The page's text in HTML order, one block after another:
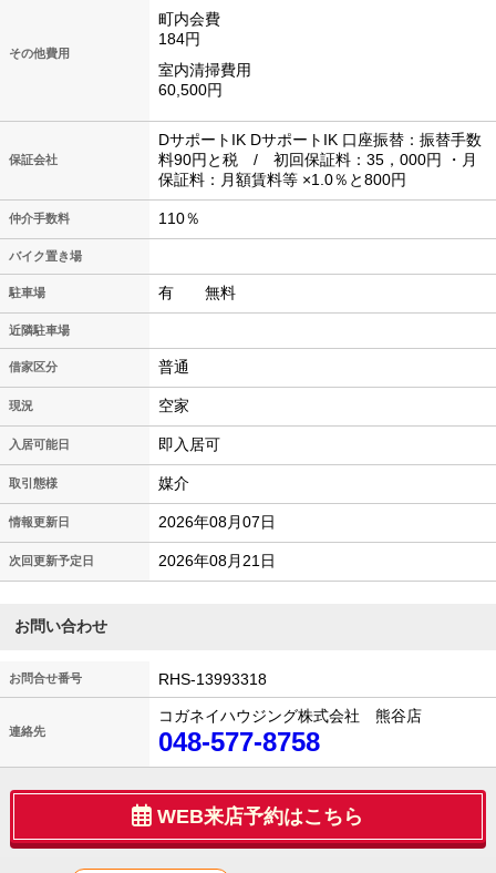
その他費用
町内会費
184円
室内清掃費用
60,500円
保証会社
DサポートIK DサポートIK 口座振替：振替手数
料90円と税 / 初回保証料：35，000円 ・月
保証料：月額賃料等 ×1.0％と800円
仲介手数料 110％
バイク置き場
駐車場 有 無料
近隣駐車場
借家区分 普通
現況 空家
入居可能日 即入居可
取引態様 媒介
情報更新日 2026年08月07日
次回更新予定日 2026年08月21日
お問い合わせ
お問合せ番号 RHS-13993318
連絡先
コガネイハウジング株式会社 熊谷店
048-577-8758
WEB来店予約はこちら